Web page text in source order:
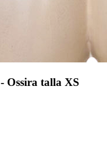
Ossira talla XS